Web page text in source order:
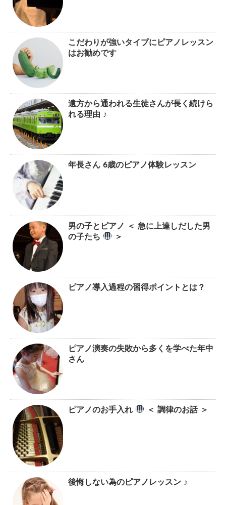
こだわりが強いタイプにピアノレッスン
はお勧めです
遠方から通われる生徒さんが長く続けら
れる理由 ♪
年長さん 6歳のピアノ体験レッスン
男の子とピアノ ＜ 急に上達しだした男
の子たち
＞
ピアノ導入過程の習得ポイントとは？
ピアノ演奏の失敗から多くを学べた年中
さん
ピアノのお手入れ ＜ 調律のお話 ＞
後悔しない為のピアノレッスン ♪